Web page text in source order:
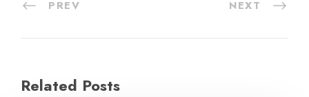
PREV NEXT
Related Posts